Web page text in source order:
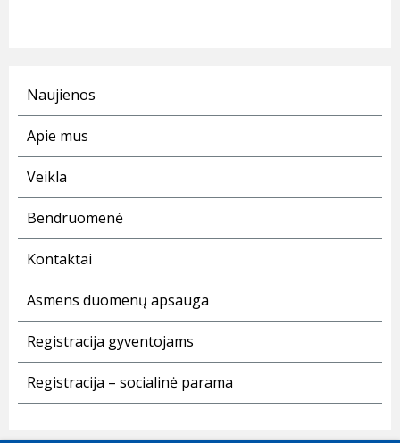
Naujienos
Apie mus
Veikla
Bendruomenė
Kontaktai
Asmens duomenų apsauga
Registracija gyventojams
Registracija – socialinė parama